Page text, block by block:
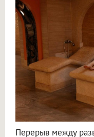
Перерыв между